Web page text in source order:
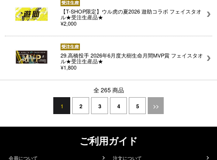
【T-SHOP限定】ウル虎の夏2026 遊助コラボ フェイスタオ
ル★受注生産品★
¥2,000
29.高橋投手 2026年6月度大樹生命月間MVP賞 フェイスタオ
ル★受注生産品★
¥1,800
全 265 商品
1 2 3 4 5 >>
ご利用ガイド
会員について 注文について